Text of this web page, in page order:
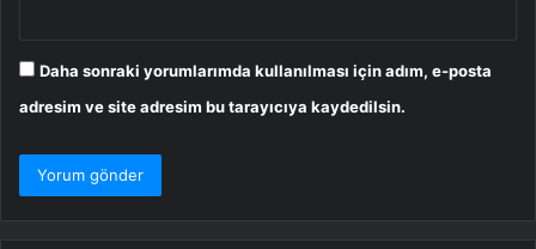
Daha sonraki yorumlarımda kullanılması için adım, e-posta
adresim ve site adresim bu tarayıcıya kaydedilsin.